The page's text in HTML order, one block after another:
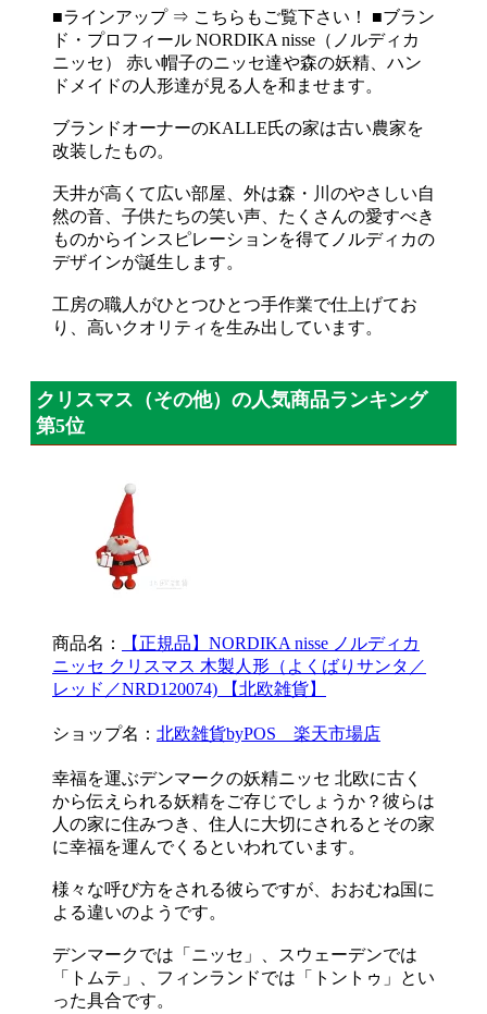
■ラインアップ ⇒ こちらもご覧下さい！ ■ブラン
ド・プロフィール NORDIKA nisse（ノルディカ
ニッセ） 赤い帽子のニッセ達や森の妖精、ハン
ドメイドの人形達が見る人を和ませます。
ブランドオーナーのKALLE氏の家は古い農家を
改装したもの。
天井が高くて広い部屋、外は森・川のやさしい自
然の音、子供たちの笑い声、たくさんの愛すべき
ものからインスピレーションを得てノルディカの
デザインが誕生します。
工房の職人がひとつひとつ手作業で仕上げてお
り、高いクオリティを生み出しています。
クリスマス（その他）の人気商品ランキング
第5位
商品名：
【正規品】NORDIKA nisse ノルディカ
ニッセ クリスマス 木製人形（よくばりサンタ／
レッド／NRD120074) 【北欧雑貨】
ショップ名： 北欧雑貨byPOS 楽天市場店
幸福を運ぶデンマークの妖精ニッセ 北欧に古く
から伝えられる妖精をご存じでしょうか？彼らは
人の家に住みつき、住人に大切にされるとその家
に幸福を運んでくるといわれています。
様々な呼び方をされる彼らですが、おおむね国に
よる違いのようです。
デンマークでは「ニッセ」、スウェーデンでは
「トムテ」、フィンランドでは「トントゥ」とい
った具合です。